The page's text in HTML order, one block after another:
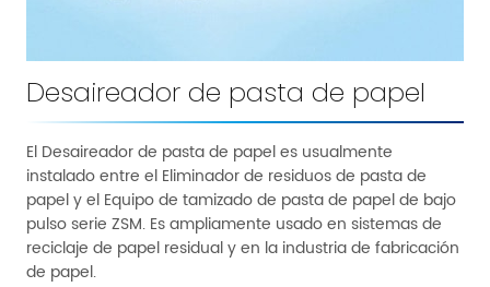
Desaireador de pasta de papel
El Desaireador de pasta de papel es usualmente
instalado entre el Eliminador de residuos de pasta de
papel y el Equipo de tamizado de pasta de papel de bajo
pulso serie ZSM. Es ampliamente usado en sistemas de
reciclaje de papel residual y en la industria de fabricación
de papel.